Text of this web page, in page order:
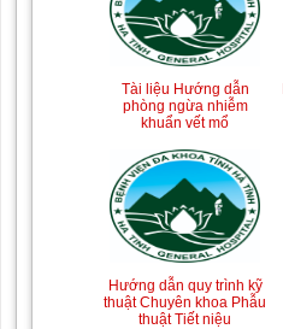
Tài liệu Hướng dẫn
phòng ngừa nhiễm
khuẩn vết mổ
Hướng dẫn quy trình kỹ
thuật Chuyên khoa Phẫu
thuật Tiết niệu